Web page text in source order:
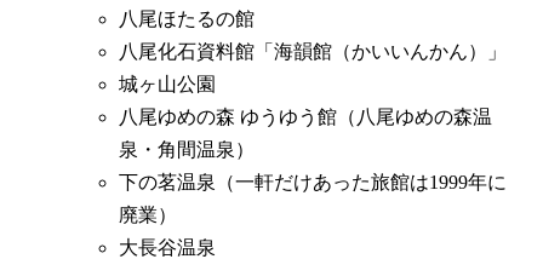
八尾ほたるの館
八尾化石資料館「海韻館（かいいんかん）」
城ヶ山公園
八尾ゆめの森 ゆうゆう館（八尾ゆめの森温
泉・角間温泉）
下の茗温泉（一軒だけあった旅館は1999年に
廃業）
大長谷温泉